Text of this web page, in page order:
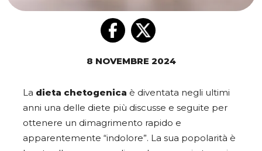
8 NOVEMBRE 2024
La dieta chetogenica è diventata negli ultimi
anni una delle diete più discusse e seguite per
ottenere un dimagrimento rapido e
apparentemente “indolore”. La sua popolarità è